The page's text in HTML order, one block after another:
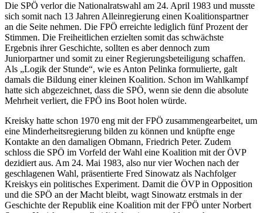
Die SPÖ verlor die Nationalratswahl am 24. April 1983 und musste
sich somit nach 13 Jahren Alleinregierung einen Koalitionspartner
an die Seite nehmen. Die FPÖ erreichte lediglich fünf Prozent der
Stimmen. Die Freiheitlichen erzielten somit das schwächste
Ergebnis ihrer Geschichte, sollten es aber dennoch zum
Juniorpartner und somit zu einer Regierungsbeteiligung schaffen.
Als „Logik der Stunde“, wie es Anton Pelinka formulierte, galt
damals die Bildung einer kleinen Koalition. Schon im Wahlkampf
hatte sich abgezeichnet, dass die SPÖ, wenn sie denn die absolute
Mehrheit verliert, die FPÖ ins Boot holen würde.
Kreisky hatte schon 1970 eng mit der FPÖ zusammengearbeitet, um
eine Minderheitsregierung bilden zu können und knüpfte enge
Kontakte an den damaligen Obmann, Friedrich Peter. Zudem
schloss die SPÖ im Vorfeld der Wahl eine Koalition mit der ÖVP
dezidiert aus. Am 24. Mai 1983, also nur vier Wochen nach der
geschlagenen Wahl, präsentierte Fred Sinowatz als Nachfolger
Kreiskys ein politisches Experiment. Damit die ÖVP in Opposition
und die SPÖ an der Macht bleibt, wagt Sinowatz erstmals in der
Geschichte der Republik eine Koalition mit der FPÖ unter Norbert